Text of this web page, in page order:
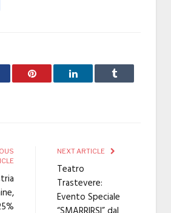
Pinterest LinkedIn Tumblr
NEXT ARTICLE
Teatro
Trastevere:
Evento Speciale